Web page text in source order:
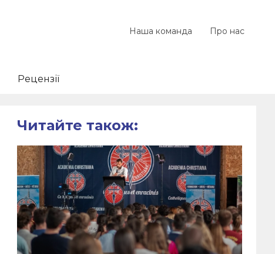
Наша команда Про нас
Рецензії
Читайте також: